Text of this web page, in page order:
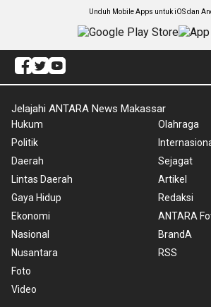
Unduh Mobile Apps untuk iOS dan
Jelajahi ANTARA News Makassar
Hukum
Politik
Daerah
Lintas Daerah
Gaya Hidup
Ekonomi
Nasional
Nusantara
Foto
Video
Olahraga
Sejagat
Artikel
Redaksi
ANTARA
BrandA
RSS